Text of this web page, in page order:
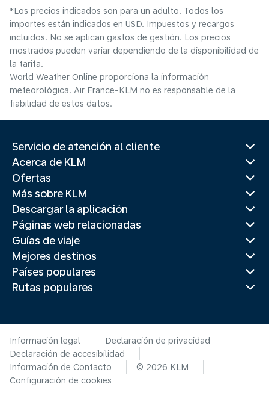
*Los precios indicados son para un adulto. Todos los
importes están indicados en USD. Impuestos y recargos
incluidos. No se aplican gastos de gestión. Los precios
mostrados pueden variar dependiendo de la disponibilidad de
la tarifa.
World Weather Online proporciona la información
meteorológica. Air France-KLM no es responsable de la
fiabilidad de estos datos.
Servicio de atención al cliente
Acerca de KLM
Ofertas
Más sobre KLM
Descargar la aplicación
Páginas web relacionadas
Guías de viaje
Mejores destinos
Países populares
Rutas populares
Información legal
Declaración de privacidad
Declaración de accesibilidad
Información de Contacto
© 2026 KLM
Configuración de cookies